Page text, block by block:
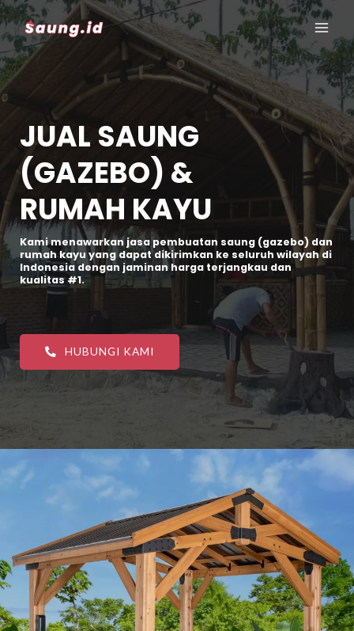
JUAL SAUNG
(GAZEBO) &
RUMAH KAYU
Kami menawarkan jasa pembuatan saung (gazebo) dan
rumah kayu yang dapat dikirimkan ke seluruh wilayah di
Indonesia dengan jaminan harga terjangkau dan
kualitas #1.
HUBUNGI KAMI